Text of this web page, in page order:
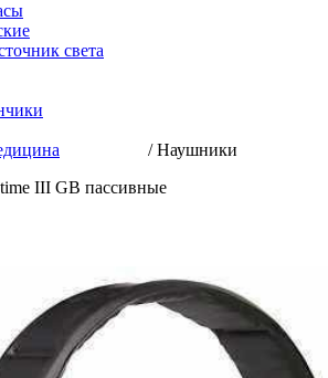
света
/Наушники
III GB пассивные